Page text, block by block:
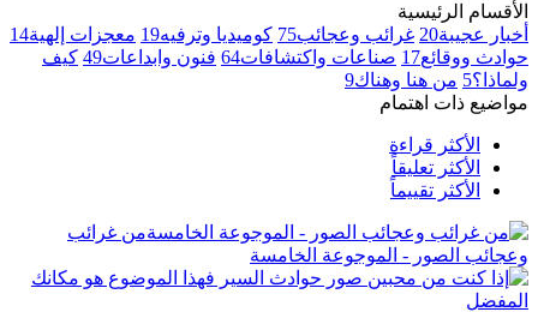
الأقسام الرئيسية
أخبار عجيبة20 غرائب وعجائب75 كوميديا وترفيه19 معجزات إلهية14
حوادث ووقائع17 صناعات واكتشافات64 فنون وابداعات49 كيف
ولماذا؟5 من هنا وهناك9
مواضيع ذات اهتمام
الأكثر قراءة
الأكثر تعليقاً
الأكثر تقييماً
من غرائب
وعجائب الصور - الموجوعة الخامسة